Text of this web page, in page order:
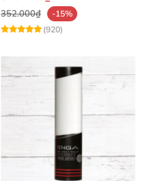
352.000₫
-15%
(920)